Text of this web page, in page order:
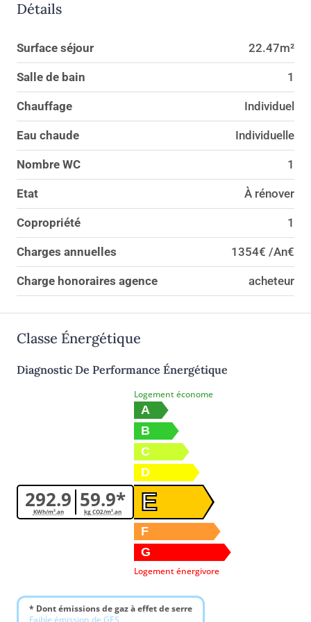
Détails
Surface séjour 22.47m²
Salle de bain 1
Chauffage Individuel
Eau chaude Individuelle
Nombre WC 1
Etat À rénover
Copropriété 1
Charges annuelles 1354€ /An€
Charge honoraires agence acheteur
Classe Énergétique
Diagnostic De Performance Énergétique
292.9
KWh/m².an 59.9*
kg CO2/m².an
Logement économe
A
B
C
D
E
F
G
Logement énergivore
* Dont émissions de gaz à effet de serre
Faible émission de GES